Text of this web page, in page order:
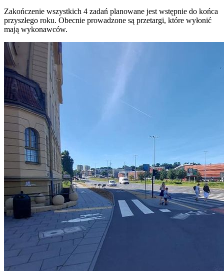
Zakończenie wszystkich 4 zadań planowane jest wstępnie do końca
przyszłego roku. Obecnie prowadzone są przetargi, które wyłonić
mają wykonawców.